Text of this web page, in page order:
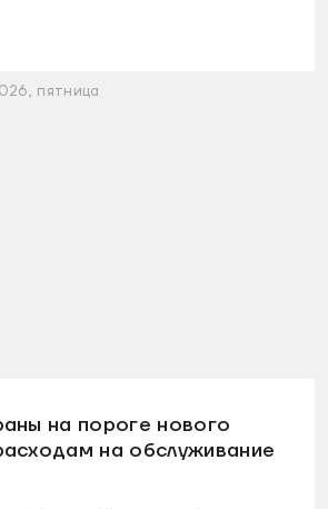
пятница
на пороге нового
на обслуживание